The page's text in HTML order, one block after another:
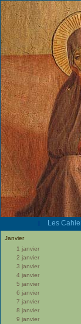
| Les
Janvier
1 janvier
2 janvier
3 janvier
4 janvier
5 janvier
6 janvier
7 janvier
8 janvier
9 janvier